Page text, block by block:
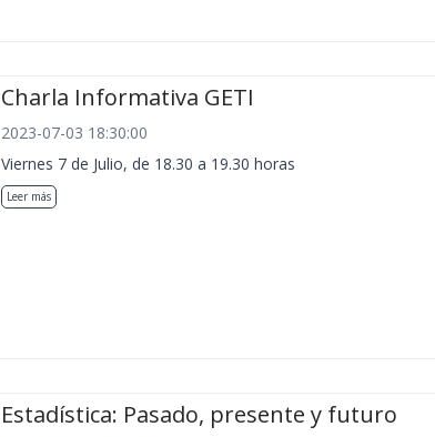
Charla Informativa GETI
2023-07-03 18:30:00
Viernes 7 de Julio, de 18.30 a 19.30 horas
Leer más
Estadística: Pasado, presente y futuro